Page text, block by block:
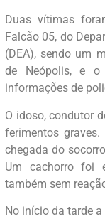
Duas vítimas
Falcão 05, do
(DEA), sendo um
de Neópolis, e o
informações de
O idoso, condutor
ferimentos
chegada do
Um cachorro foi
também sem
No início da tarde